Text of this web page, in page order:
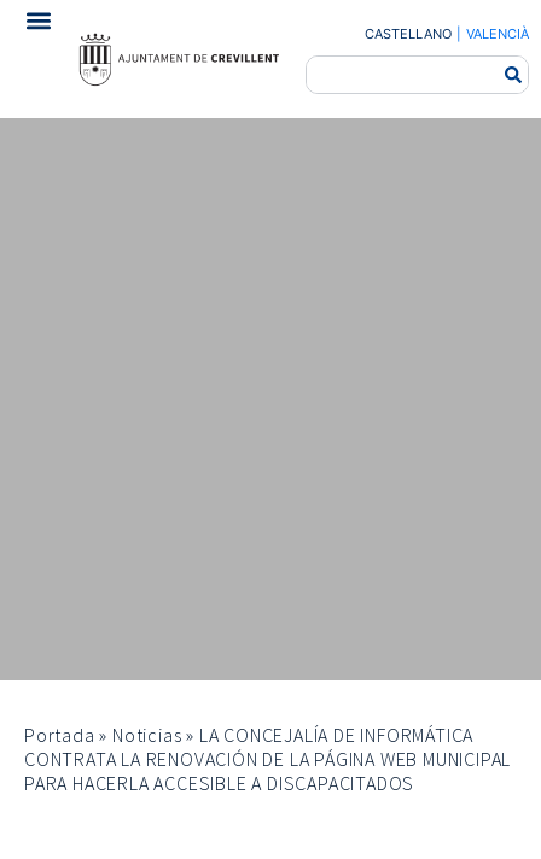
CASTELLANO VALENCIÀ
Portada » Noticias » LA CONCEJALÍA DE INFORMÁTICA
CONTRATA LA RENOVACIÓN DE LA PÁGINA WEB MUNICIPAL
PARA HACERLA ACCESIBLE A DISCAPACITADOS